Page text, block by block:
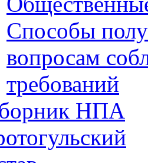
Способы
вопросам
требований
НПА